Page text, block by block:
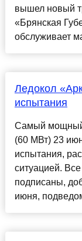
вышел новый
«Брянская
обслуживает
Ледокол
испытания
Самый мощный
(60 МВт) 23
испытания,
ситуацией.
подписаны,
июня,